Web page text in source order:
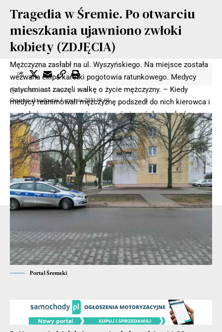
Mężczyzna zasłabł na ul. Wyszyńskiego. Na miejsce została
wezwana ekipa karetki pogotowia ratunkowego. Medycy
natychmiast zaczęli walkę o życie mężczyzny. – Kiedy
medycy reanimowali mężczyznę podszedł do nich kierowca i
zaczął się awanturować, ponieważ nie mógł wyjechać –
mówi dla poscigi.pl podinsp. Małgorzata Barska, rzeczniczka
zielonogórskiej policji. Denerwował się tym, że… karetka
blokuje mu przejazd.
Na miejsce została wezwana policja. – Policjanci uspokoili
mężczyznę. Są na miejscu zdarzenia – mówi podinsp.
Barska. Mężczyzna jest już reanimowany od ponad 40 minut.
- Reklama -
Tragedia w Śremie. Po otwarciu
mieszkania ujawniono zwłoki
kobiety (ZDJĘCIA)
Ostatnia aktualizacja 4 stycznia 2021 19:40
Opublikowano 4 stycznia 2021
Portal Śremski